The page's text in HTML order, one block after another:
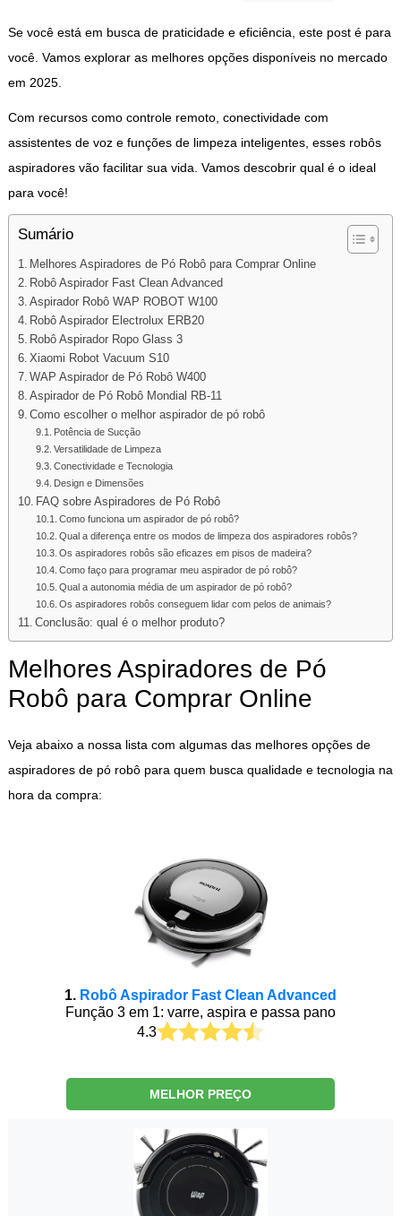
Se você está em busca de praticidade e eficiência, este post é para
você. Vamos explorar as melhores opções disponíveis no mercado
em 2025.
Com recursos como controle remoto, conectividade com
assistentes de voz e funções de limpeza inteligentes, esses robôs
aspiradores vão facilitar sua vida. Vamos descobrir qual é o ideal
para você!
Sumário
Melhores Aspiradores de Pó Robô para Comprar Online
Robô Aspirador Fast Clean Advanced
Aspirador Robô WAP ROBOT W100
Robô Aspirador Electrolux ERB20
Robô Aspirador Ropo Glass 3
Xiaomi Robot Vacuum S10
WAP Aspirador de Pó Robô W400
Aspirador de Pó Robô Mondial RB-11
Como escolher o melhor aspirador de pó robô
Potência de Sucção
Versatilidade de Limpeza
Conectividade e Tecnologia
Design e Dimensões
FAQ sobre Aspiradores de Pó Robô
Como funciona um aspirador de pó robô?
Qual a diferença entre os modos de limpeza dos aspiradores robôs?
Os aspiradores robôs são eficazes em pisos de madeira?
Como faço para programar meu aspirador de pó robô?
Qual a autonomia média de um aspirador de pó robô?
Os aspiradores robôs conseguem lidar com pelos de animais?
Conclusão: qual é o melhor produto?
Melhores Aspiradores de Pó
Robô para Comprar Online
Veja abaixo a nossa lista com algumas das melhores opções de
aspiradores de pó robô para quem busca qualidade e tecnologia na
hora da compra:
1. Robô Aspirador Fast Clean Advanced
Função 3 em 1: varre, aspira e passa pano
4.3
MELHOR PREÇO